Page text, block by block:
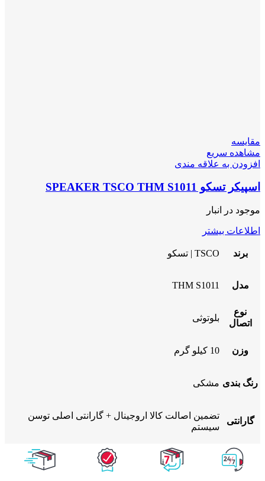
مقایسه
مشاهده سریع
افزودن به علاقه مندی
اسپیکر تسکو SPEAKER TSCO THM S1011
موجود در انبار
اطلاعات بیشتر
برند TSCO | تسکو
مدل THM S1011
نوع
اتصال
بلوتوثی
وزن 10 کیلو گرم
رنگ بندی مشکی
گارانتی
تضمین اصالت کالا اروجینال + گارانتی اصلی توسن
سیستم